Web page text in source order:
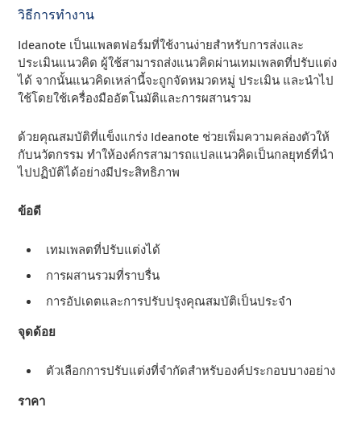
วิธีการทํางาน
Ideanote เป็นแพลตฟอร์มที่ใช้งานง่ายสําหรับการส่งและ
ประเมินแนวคิด ผู้ใช้สามารถส่งแนวคิดผ่านเทมเพลตที่ปรับแต่ง
ได้ จากนั้นแนวคิดเหล่านี้จะถูกจัดหมวดหมู่ ประเมิน และนําไป
ใช้โดยใช้เครื่องมืออัตโนมัติและการผสานรวม
ด้วยคุณสมบัติที่แข็งแกร่ง Ideanote ช่วยเพิ่มความคล่องตัวให้
กับนวัตกรรม ทําให้องค์กรสามารถแปลแนวคิดเป็นกลยุทธ์ที่นํา
ไปปฏิบัติได้อย่างมีประสิทธิภาพ
ข้อดี
เทมเพลตที่ปรับแต่งได้
การผสานรวมที่ราบรื่น
การอัปเดตและการปรับปรุงคุณสมบัติเป็นประจํา
จุดด้อย
ตัวเลือกการปรับแต่งที่จํากัดสําหรับองค์ประกอบบางอย่าง
ราคา